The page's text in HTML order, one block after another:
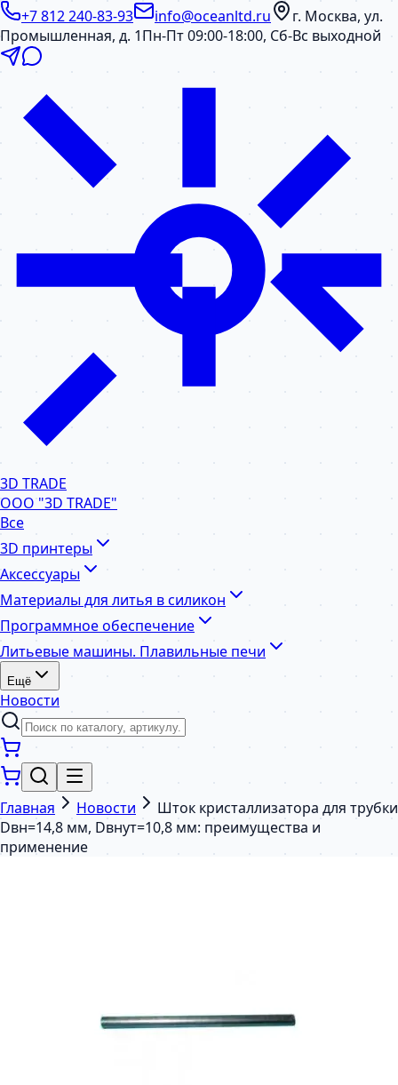
+7 812 240-83-93 info@oceanltd.ru
г. Москва, ул.
Промышленная, д. 1Пн-Пт 09:00-18:00, Сб-Вс выходной
3D TRADE
ООО "3D TRADE"
Все
3D принтеры
Аксессуары
Материалы для литья в силикон
Программное обеспечение
Литьевые машины. Плавильные печи
Ещё
Новости
Главная Новости
Шток кристаллизатора для трубки
Dвн=14,8 мм, Dвнут=10,8 мм: преимущества и
применение